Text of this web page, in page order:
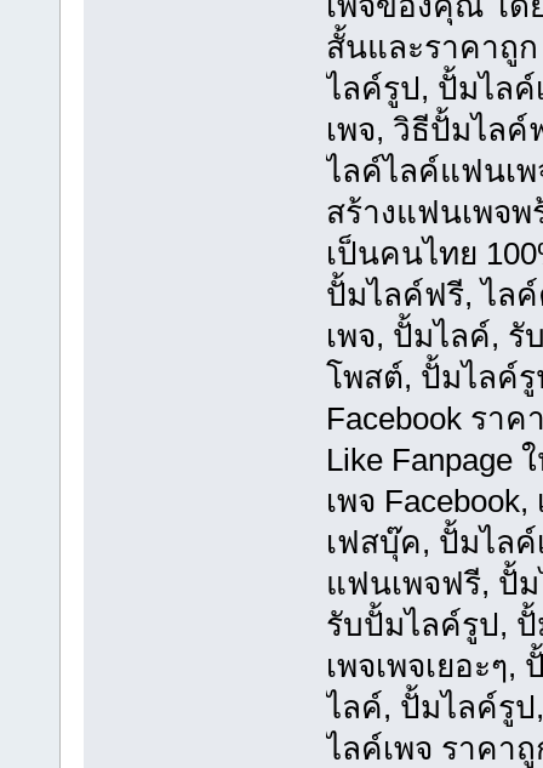
สั้นและราคาถู
ไลค์รูป, ปั้มไล
เพจ, วิธีปั้มไล
ไลค์ไลค์แฟนเพ
สร้างแฟนเพจ
เป็นคนไทย
ปั้มไลค์ฟรี, ไล
เพจ, ปั้มไลค์,
โพสต์, ปั้มไลค์รู
Facebook รา
Like Fanpage
เพจ
เฟสบุ๊ค, ปั้มไลค์
แฟนเพจฟรี, ปั้
รับปั้มไลค์รูป,
เพจเพจเยอะๆ
ไลค์, ปั้มไลค์รู
ไลค์เพจ ราคา